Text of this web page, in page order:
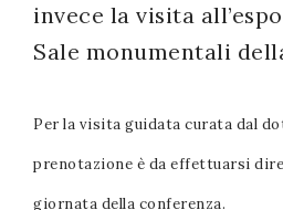
invece la visita
Sale monumentali
Per la visita guidata curata dal
prenotazione è da effettuarsi
giornata della conferenza.